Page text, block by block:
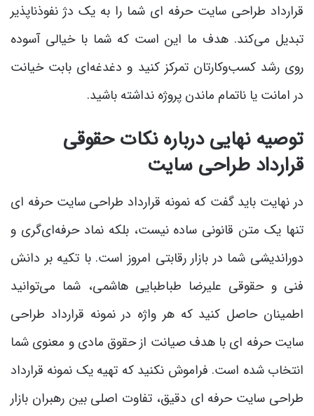
قرارداد طراحی سایت حرفه ای شما را به یک دژ نفوذناپذیر
تبدیل می‌کند. هدف ما این است که شما با خیالی آسوده
روی رشد کسب‌وکارتان تمرکز کنید و دغدغه‌ای بابت خیانت
در امانت یا ناتمام ماندن پروژه نداشته باشید.
توصیه نهایی درباره نکات حقوقی
قرارداد طراحی سایت
در نهایت باید گفت که نمونه قرارداد طراحی سایت حرفه ای
تنها یک متن قانونی ساده نیست، بلکه نماد حرفه‌ای‌گری و
دوراندیشی شما در بازار رقابتی امروز است. با تکیه بر دانش
فنی و حقوقی علیرضا طباطبایی هاشمی، شما می‌توانید
اطمینان حاصل کنید که هر واژه در نمونه قرارداد طراحی
سایت حرفه ای با هدف صیانت از حقوق مادی و معنوی شما
انتخاب شده است. فراموش نکنید که تهیه یک نمونه قرارداد
طراحی سایت حرفه ای دقیق، تفاوت اصلی بین رهبران بازار